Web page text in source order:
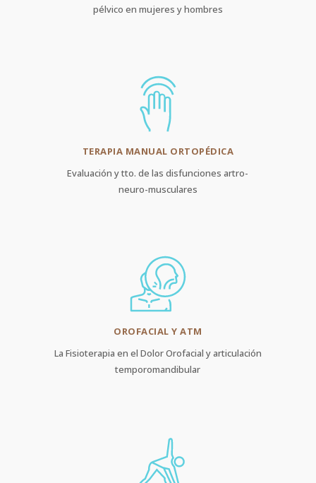
pélvico en mujeres y hombres
TERAPIA MANUAL ORTOPÉDICA
Evaluación y tto. de las disfunciones artro-
neuro-musculares
OROFACIAL Y ATM
La Fisioterapia en el Dolor Orofacial y articulación
temporomandibular